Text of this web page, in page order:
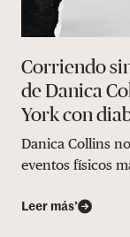
Corriendo
de Danica
York con
Danica Collins
eventos físicos
Leer más’